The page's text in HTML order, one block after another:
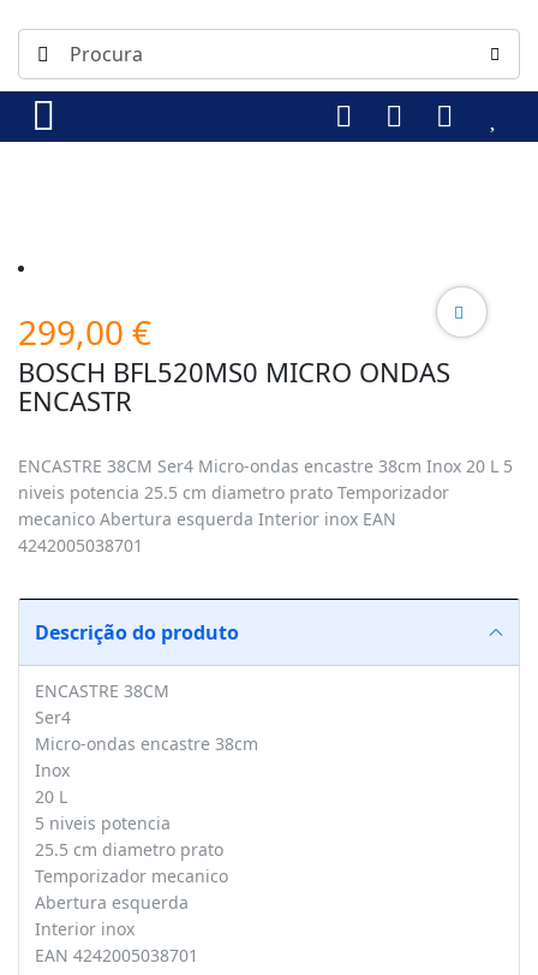
299,00 €
BOSCH BFL520MS0 MICRO ONDAS
ENCASTR
ENCASTRE 38CM Ser4 Micro-ondas encastre 38cm Inox 20 L 5
niveis potencia 25.5 cm diametro prato Temporizador
mecanico Abertura esquerda Interior inox EAN
4242005038701
Descrição do produto
ENCASTRE 38CM
Ser4
Micro-ondas encastre 38cm
Inox
20 L
5 niveis potencia
25.5 cm diametro prato
Temporizador mecanico
Abertura esquerda
Interior inox
EAN 4242005038701